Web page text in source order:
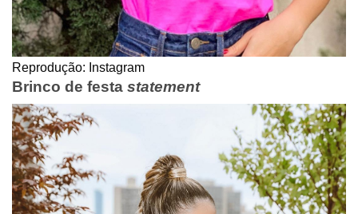
Reprodução: Instagram
Brinco de festa statement